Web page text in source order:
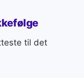
til det